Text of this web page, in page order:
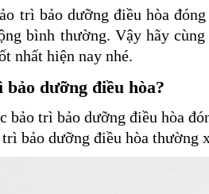
trì bảo dưỡng điều hòa
bình thường. Vậy hãy cùng
nhất hiện nay nhé.
dưỡng điều hòa?
bảo trì bảo dưỡng điều hòa
bảo dưỡng điều hòa thường